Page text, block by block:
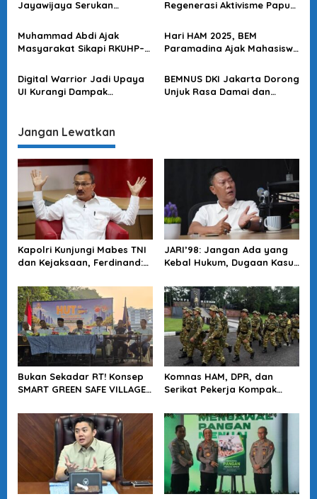
s
Jayawijaya Serukan
Papua
Regenerasi Aktivisme Papua
Muhammad Abdi Ajak
Masyarakat Sikapi RKUHP–
Hukum
Hari HAM 2025, BEM
Paramadina Ajak Mahasiswa
Damai
Digital Warrior Jadi Upaya
UI Kurangi Dampak
BEMNUS DKI Jakarta Dorong
Unjuk Rasa Damai dan
Jangan Lewatkan
Kapolri Kunjungi Mabes TNI
dan Kejaksaan, Ferdinand:
Soliditas Antar Lembaga
JARI’98: Jangan Ada yang
Kebal Hukum, Dugaan Kasus
Tuntas
Bukan Sekadar RT! Konsep
SMART GREEN SAFE VILLAGE
Depan Kota
Komnas HAM, DPR, dan
Serikat Pekerja Kompak
KDMP Diusut